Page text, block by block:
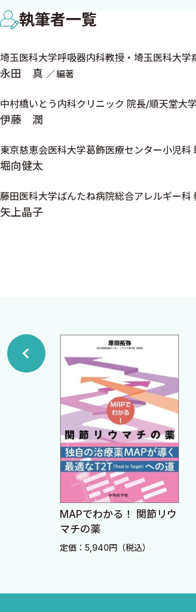
6 アナフィラキシー管理とエピペン 〈
3 日常よくみられる大人の食物アレルギー
1 口腔アレルギー症候群と花粉─食物ア
2 食物依存性運動誘発アナフィラキシ
4 クルミなどの種実類アレルギー 〈佐
6 ヒスタミン中毒とその他の仮性アレ
7 大人の鶏卵アレルギー 〈中込一之〉
3 豚肉アレルギー：pork-cat
4 牛肉アレルギー：α-Gal
5 スパイスによるアレルギー：2つの
6 ラテックス─フルーツ症候群 〈宮
7 ソバアレルギー 〈内田義孝〉
8 ゴマアレルギー 〈板澤寿子〉
9 スキンケア製品で発症する食物アレ
10 人工甘味料によるアレルギー 〈
11 全身型金属アレルギー 〈足立厚子〉
12 昆虫食アレルギー 〈関谷潔史〉
執筆者一覧
埼玉医科大学呼吸器内科教授・埼玉医科大学
永田 真 編著
中村橋いとう内科クリニック 院長/順天堂大
伊藤 潤
東京慈恵会医科大学葛飾医療センター小児科
堀向健太
藤田医科大学ばんたね病院総合アレルギー科
矢上晶子
MAPでわかる！ 関節リウ
マチの薬
定価：5,940円（税込）